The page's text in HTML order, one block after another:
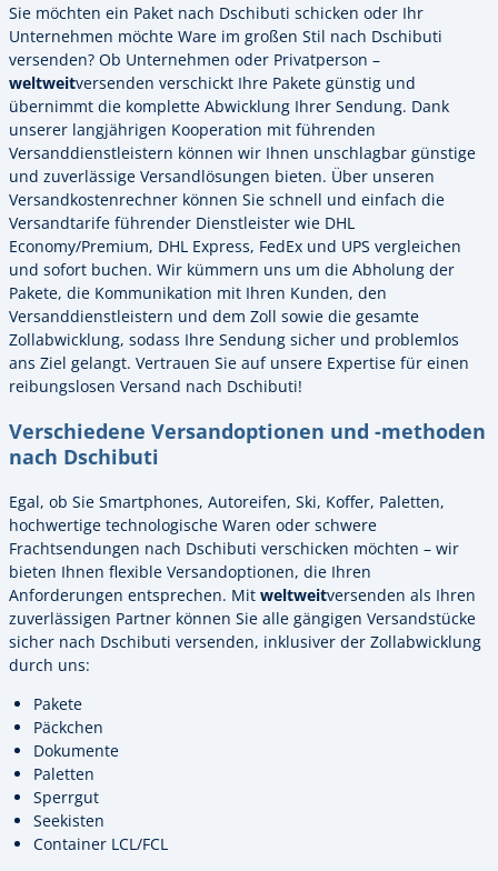
Sie möchten ein Paket nach Dschibuti schicken oder Ihr
Unternehmen möchte Ware im großen Stil nach Dschibuti
versenden? Ob Unternehmen oder Privatperson –
weltweitversenden verschickt Ihre Pakete günstig und
übernimmt die komplette Abwicklung Ihrer Sendung. Dank
unserer langjährigen Kooperation mit führenden
Versanddienstleistern können wir Ihnen unschlagbar günstige
und zuverlässige Versandlösungen bieten. Über unseren
Versandkostenrechner können Sie schnell und einfach die
Versandtarife führender Dienstleister wie DHL
Economy/Premium, DHL Express, FedEx und UPS vergleichen
und sofort buchen. Wir kümmern uns um die Abholung der
Pakete, die Kommunikation mit Ihren Kunden, den
Versanddienstleistern und dem Zoll sowie die gesamte
Zollabwicklung, sodass Ihre Sendung sicher und problemlos
ans Ziel gelangt. Vertrauen Sie auf unsere Expertise für einen
reibungslosen Versand nach Dschibuti!
Verschiedene Versandoptionen und -methoden
nach Dschibuti
Egal, ob Sie Smartphones, Autoreifen, Ski, Koffer, Paletten,
hochwertige technologische Waren oder schwere
Frachtsendungen nach Dschibuti verschicken möchten – wir
bieten Ihnen flexible Versandoptionen, die Ihren
Anforderungen entsprechen. Mit weltweitversenden als Ihren
zuverlässigen Partner können Sie alle gängigen Versandstücke
sicher nach Dschibuti versenden, inklusiver der Zollabwicklung
durch uns:
Pakete
Päckchen
Dokumente
Paletten
Sperrgut
Seekisten
Container LCL/FCL